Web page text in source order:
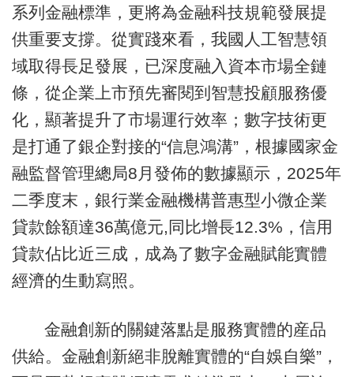
系列金融標準，更將為金融科技規範發展提
供重要支撐。從實踐來看，我國人工智慧領
域取得長足發展，已深度融入資本市場全鏈
條，從企業上市預先審閱到智慧投顧服務優
化，顯著提升了市場運行效率；數字技術更
是打通了銀企對接的“信息鴻溝”，根據國家金
融監督管理總局8月發佈的數據顯示，2025年
二季度末，銀行業金融機構普惠型小微企業
貸款餘額達36萬億元,同比增長12.3%，信用
貸款佔比近三成，成為了數字金融賦能實體
經濟的生動寫照。
金融創新的關鍵落點是服務實體的産品
供給。金融創新絕非脫離實體的“自娛自樂”，